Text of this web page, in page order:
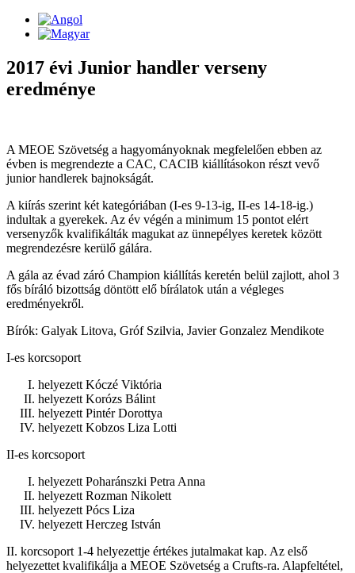
2017 évi Junior handler verseny
eredménye
A MEOE Szövetség a hagyományoknak megfelelően ebben az
évben is megrendezte a CAC, CACIB kiállításokon részt vevő
junior handlerek bajnokságát.
A kiírás szerint két kategóriában (I-es 9-13-ig, II-es 14-18-ig.)
indultak a gyerekek. Az év végén a minimum 15 pontot elért
versenyzők kvalifikálták magukat az ünnepélyes keretek között
megrendezésre kerülő gálára.
A gála az évad záró Champion kiállítás keretén belül zajlott, ahol 3
fős bíráló bizottság döntött elő bírálatok után a végleges
eredményekről.
Bírók: Galyak Litova, Gróf Szilvia, Javier Gonzalez Mendikote
I-es korcsoport
helyezett Kóczé Viktória
helyezett Korózs Bálint
helyezett Pintér Dorottya
helyezett Kobzos Liza Lotti
II-es korcsoport
helyezett Poharánszki Petra Anna
helyezett Rozman Nikolett
helyezett Pócs Liza
helyezett Herczeg István
II. korcsoport 1-4 helyezettje értékes jutalmakat kap. Az első
helyezettet kvalifikálja a MEOE Szövetség a Crufts-ra. Alapfeltétel,